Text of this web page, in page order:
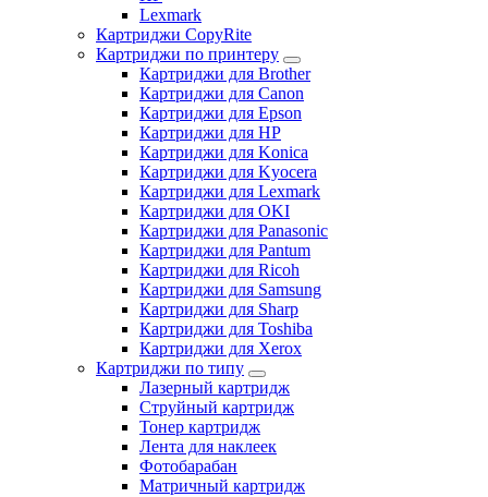
Lexmark
Картриджи CopyRite
Картриджи по принтеру
Картриджи для Brother
Картриджи для Canon
Картриджи для Epson
Картриджи для HP
Картриджи для Konica
Картриджи для Kyocera
Картриджи для Lexmark
Картриджи для OKI
Картриджи для Panasonic
Картриджи для Pantum
Картриджи для Ricoh
Картриджи для Samsung
Картриджи для Sharp
Картриджи для Toshiba
Картриджи для Xerox
Картриджи по типу
Лазерный картридж
Струйный картридж
Тонер картридж
Лента для наклеек
Фотобарабан
Матричный картридж